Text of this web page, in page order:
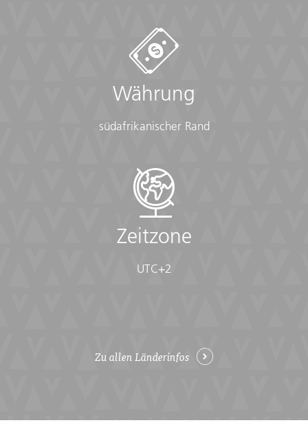
Währung
südafrikanischer Rand
Zeitzone
UTC+2
Zu allen Länderinfos